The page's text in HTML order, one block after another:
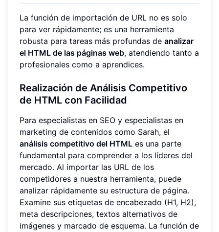
La función de importación de URL no es solo
para ver rápidamente; es una herramienta
robusta para tareas más profundas de analizar
el HTML de las páginas web, atendiendo tanto a
profesionales como a aprendices.
Realización de Análisis Competitivo
de HTML con Facilidad
Para especialistas en SEO y especialistas en
marketing de contenidos como Sarah, el
análisis competitivo del HTML es una parte
fundamental para comprender a los líderes del
mercado. Al importar las URL de los
competidores a nuestra herramienta, puede
analizar rápidamente su estructura de página.
Examine sus etiquetas de encabezado (H1, H2),
meta descripciones, textos alternativos de
imágenes y marcado de esquema. La función de